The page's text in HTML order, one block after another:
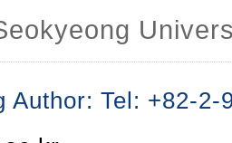
Author: Tel: +82-2-